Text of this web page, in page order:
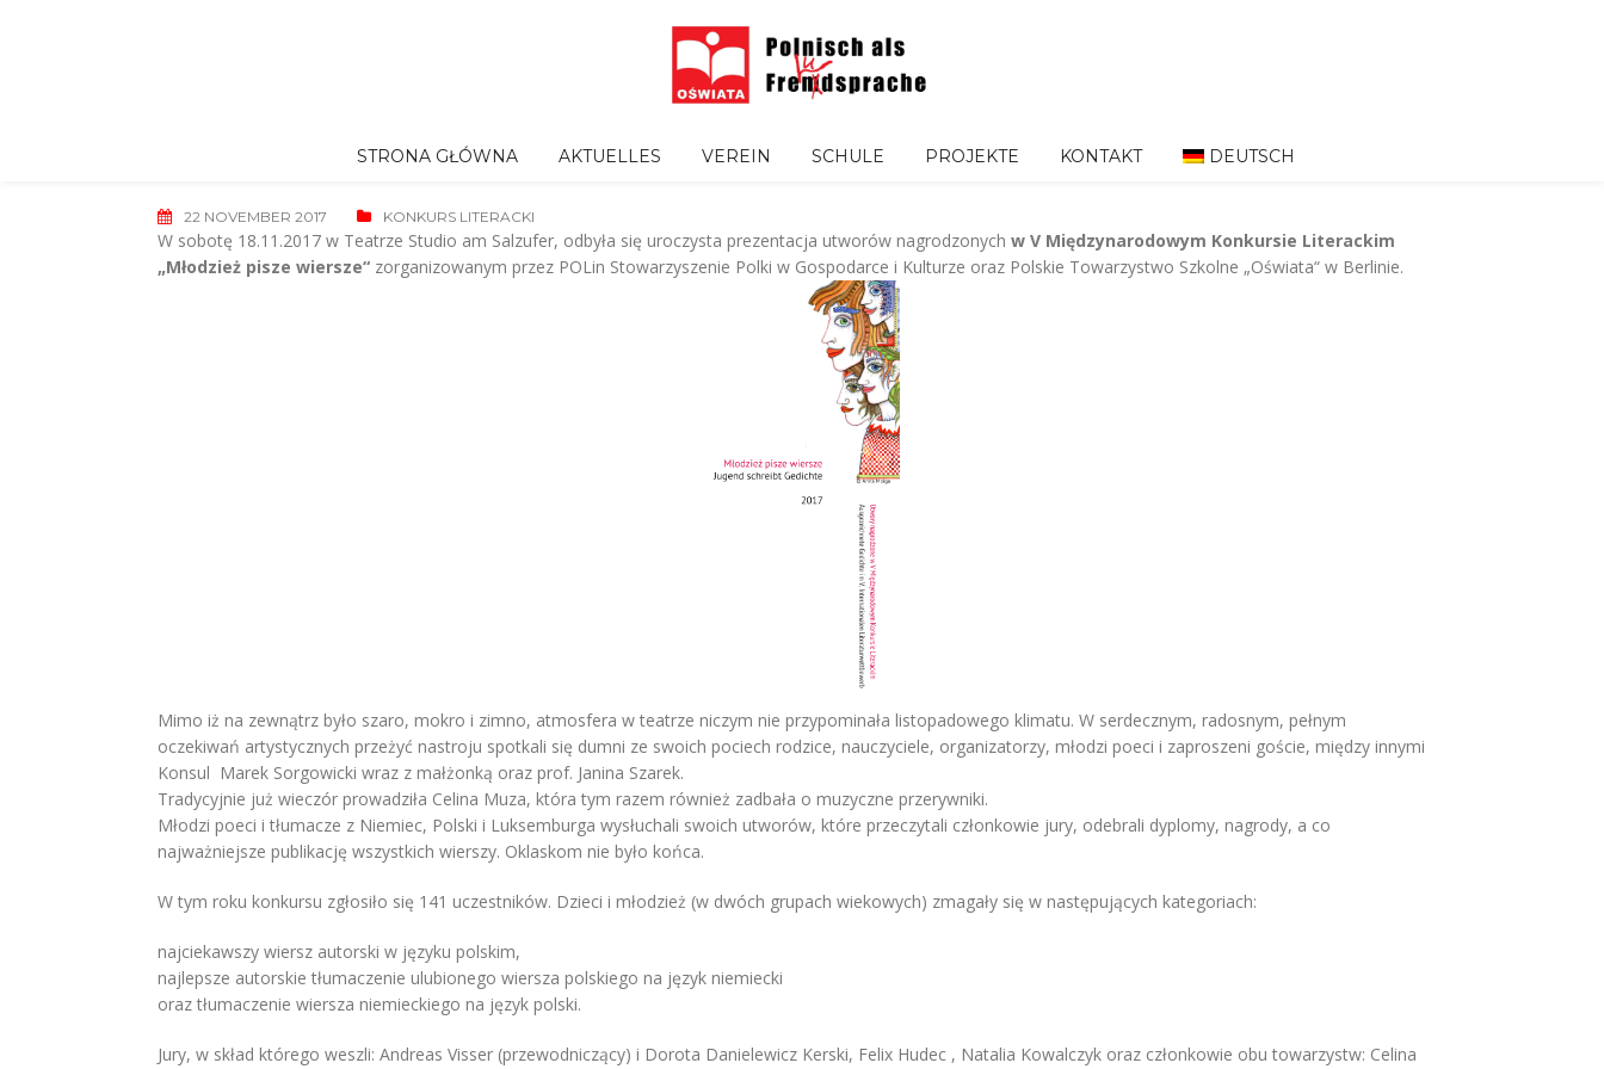
STRONA GŁÓWNA AKTUELLES VEREIN SCHULE PROJEKTE KONTAKT DEUTSCH
22 NOVEMBER 2017 KONKURS LITERACKI
W sobotę 18.11.2017 w Teatrze Studio am Salzufer, odbyła się uroczysta prezentacja utworów nagrodzonych w V Międzynarodowym Konkursie Literackim
„Młodzież pisze wiersze“ zorganizowanym przez POLin Stowarzyszenie Polki w Gospodarce i Kulturze oraz Polskie Towarzystwo Szkolne „Oświata“ w Berlinie.
Mimo iż na zewnątrz było szaro, mokro i zimno, atmosfera w teatrze niczym nie przypominała listopadowego klimatu. W serdecznym, radosnym, pełnym
oczekiwań artystycznych przeżyć nastroju spotkali się dumni ze swoich pociech rodzice, nauczyciele, organizatorzy, młodzi poeci i zaproszeni goście, między innymi
Konsul Marek Sorgowicki wraz z małżonką oraz prof. Janina Szarek.
Tradycyjnie już wieczór prowadziła Celina Muza, która tym razem również zadbała o muzyczne przerywniki.
Młodzi poeci i tłumacze z Niemiec, Polski i Luksemburga wysłuchali swoich utworów, które przeczytali członkowie jury, odebrali dyplomy, nagrody, a co
najważniejsze publikację wszystkich wierszy. Oklaskom nie było końca.
W tym roku konkursu zgłosiło się 141 uczestników. Dzieci i młodzież (w dwóch grupach wiekowych) zmagały się w następujących kategoriach:
najciekawszy wiersz autorski w języku polskim,
najlepsze autorskie tłumaczenie ulubionego wiersza polskiego na język niemiecki
oraz tłumaczenie wiersza niemieckiego na język polski.
Jury, w skład którego weszli: Andreas Visser (przewodniczący) i Dorota Danielewicz Kerski, Felix Hudec , Natalia Kowalczyk oraz członkowie obu towarzystw: Celina